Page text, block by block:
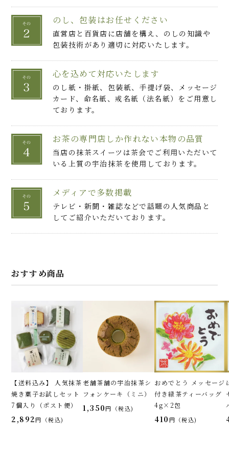
のし、包装はお任せください
直営店と百貨店に店舗を構え、のしの知識や
包装技術があり適切に対応いたします。
心を込めて対応いたします
のし紙・掛紙、包装紙、手提げ袋、メッセージ
カード、命名紙、戒名紙（法名紙）をご用意し
ております。
お茶の専門店しか作れない本物の品質
当店の抹茶スイーツは茶会でご利用いただいて
いる上質の宇治抹茶を使用しております。
メディアで多数掲載
テレビ・新聞・雑誌などで話題の人気商品と
してご紹介いただいております。
おすすめ商品
【送料込み】 人気抹茶
焼き菓子お試しセット
7個入り（ポスト便）
2,892 税込
老舗茶舗の宇治抹茶シ
フォンケーキ（ミニ）
1,350 税込
おめでとう メッセージ
付き緑茶ティーバッグ
4g×2包
410 税込